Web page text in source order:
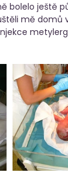
bolelo ještě
mě domů